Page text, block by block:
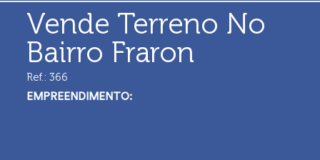
Vende Terreno No
Bairro Fraron
Ref.: 366
EMPREENDIMENTO: